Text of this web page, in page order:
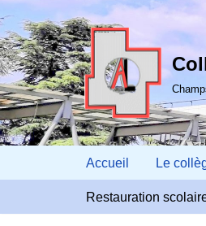
Aller
au
contenu
Accueil Le
Restauration